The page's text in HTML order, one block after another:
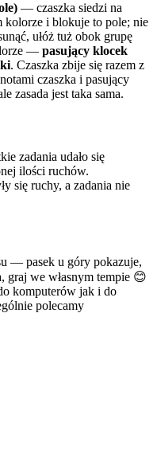
— czaszka siedzi na
i blokuje to pole; nie
ułóż tuż obok grupę
— pasujący klocek
. Czaszka zbije się razem z
czaszka i pasujący
zasada jest taka sama.
zadania udało się
ilości ruchów.
się ruchy, a zadania nie
— pasek u góry pokazuje,
graj we własnym tempie 😊
komputerów jak i do
polecamy